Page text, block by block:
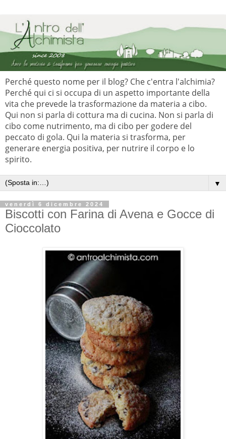
Perché questo nome per il blog? Che c'entra l'alchimia?
Perché qui ci si occupa di un aspetto importante della
vita che prevede la trasformazione da materia a cibo.
Qui non si parla di cottura ma di cucina. Non si parla di
cibo come nutrimento, ma di cibo per godere del
peccato di gola. Qui la materia si trasforma, per
generare energia positiva, per nutrire il corpo e lo
spirito.
▼
venerdì 6 dicembre 2024
Biscotti con Farina di Avena e Gocce di
Cioccolato